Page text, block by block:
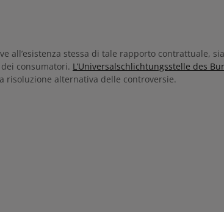
stessa di tale rapporto contrattuale,
consumatori. L’Universalschlichtungsstelle des
risoluzione alternativa delle controversie.